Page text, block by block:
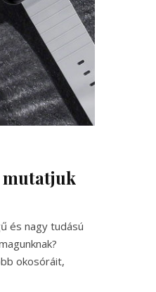
mutatjuk
és nagy tudású
okosóráit,